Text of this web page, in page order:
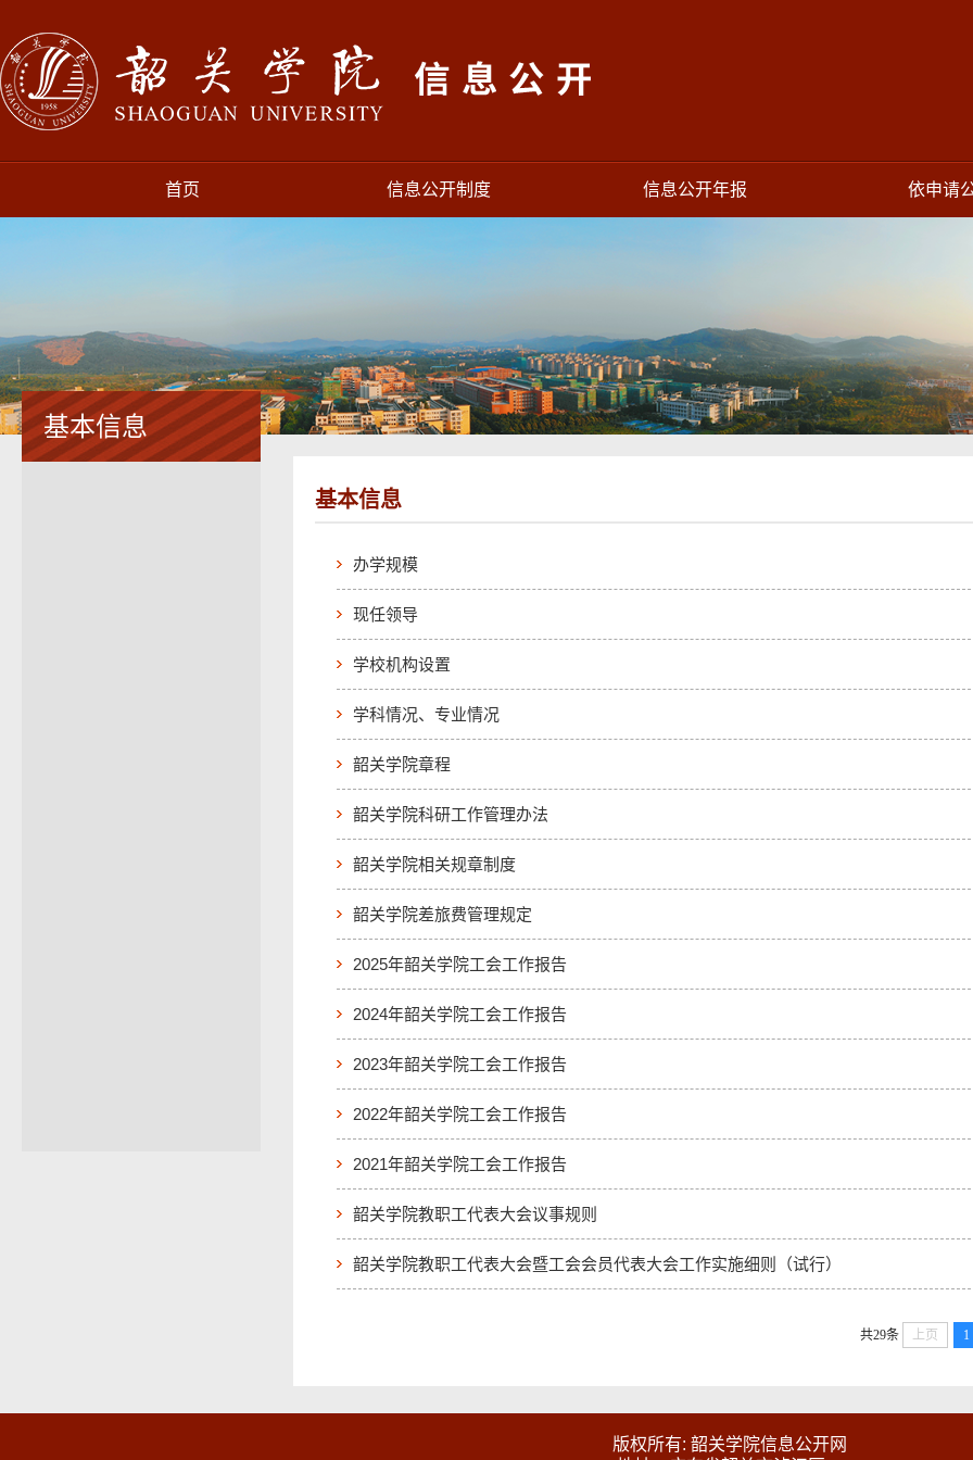
首页 信息公开制度 信息公开年报 依申请
基本信息
基本信息
办学规模
现任领导
学校机构设置
学科情况、专业情况
韶关学院章程
韶关学院科研工作管理办法
韶关学院相关规章制度
韶关学院差旅费管理规定
2025年韶关学院工会工作报告
2024年韶关学院工会工作报告
2023年韶关学院工会工作报告
2022年韶关学院工会工作报告
2021年韶关学院工会工作报告
韶关学院教职工代表大会议事规则
韶关学院教职工代表大会暨工会会员代表大会工作实施细则（试行）
共29条 上页 1
版权所有: 韶关学院信息公开网